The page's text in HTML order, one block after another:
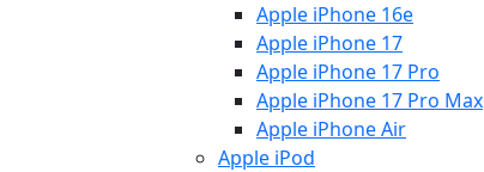
Apple iPhone 16e
Apple iPhone 17
Apple iPhone 17 Pro
Apple iPhone 17 Pro Max
Apple iPhone Air
Apple iPod